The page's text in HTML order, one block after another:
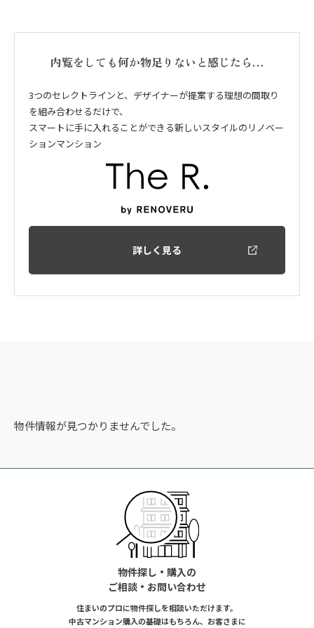
内覧をしても何か物足りないと感じたら…
3つのセレクトラインと、デザイナーが提案する理想の間取り
を組み合わせるだけで、
スマートに手に入れることができる新しいスタイルのリノベー
ションマンション
詳しく見る
物件情報が見つかりませんでした。
物件探し・購入の
ご相談・お問い合わせ
住まいのプロに物件探しを相談いただけます。
中古マンション購入の基礎はもちろん、お客さまに